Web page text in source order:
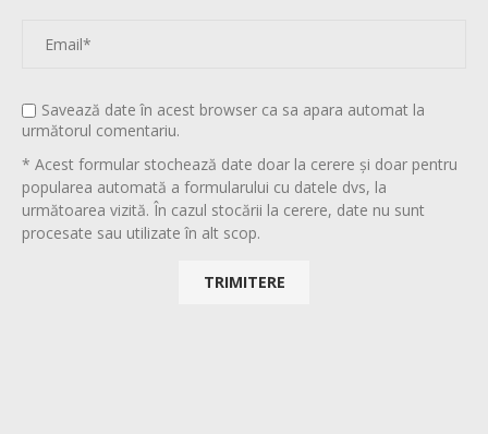
Savează date în acest browser ca sa apara automat la
următorul comentariu.
* Acest formular stochează date doar la cerere și doar pentru
popularea automată a formularului cu datele dvs, la
următoarea vizită. În cazul stocării la cerere, date nu sunt
procesate sau utilizate în alt scop.